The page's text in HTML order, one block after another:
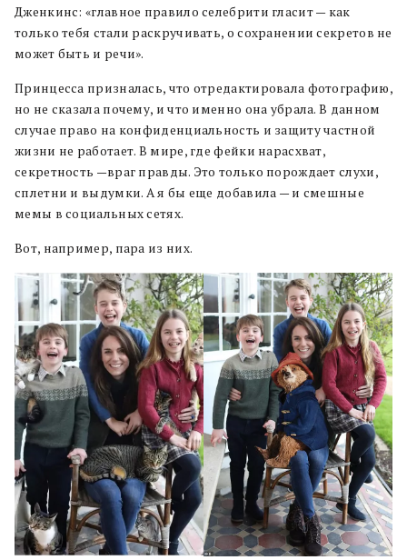
Дженкинс: «главное правило селебрити гласит — как
только тебя стали раскручивать, о сохранении секретов не
может быть и речи».
Принцесса призналась, что отредактировала фотографию,
но не сказала почему, и что именно она убрала. В данном
случае право на конфиденциальность и защиту частной
жизни не работает. В мире, где фейки нарасхват,
секретность —враг правды. Это только порождает слухи,
сплетни и выдумки. А я бы еще добавила — и смешные
мемы в социальных сетях.
Вот, например, пара из них.